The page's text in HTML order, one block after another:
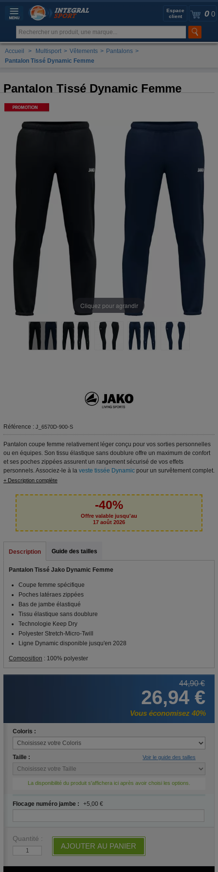
0 0
Espace
client
Accueil > Multisport > Vêtements > Pantalons >
Pantalon Tissé Dynamic Femme
Pantalon Tissé Dynamic Femme
Cliquez pour agrandir
Référence : J_6570D-900-S
Pantalon coupe femme relativement léger conçu pour vos sorties personnelles
ou en équipes. Son tissu élastique sans doublure offre un maximum de confort
et ses poches zippées assurent un rangement sécurisé de vos effets
personnels. Associez-le à la veste tissée Dynamic pour un survêtement complet.
+ Description complète
-40%
Offre valable jusqu'au
17 août 2026
Description Guide des tailles
Pantalon Tissé Jako Dynamic Femme
Coupe femme spécifique
Poches latéraes zippées
Bas de jambe élastiqué
Tissu élastique sans doublure
Technologie Keep Dry
Polyester Stretch-Micro-Twill
Ligne Dynamic disponible jusqu'en 2028
Composition : 100% polyester
44,90 €
26,94 €
Vous économisez 40%
Coloris :
Taille : Voir le guide des tailles
La disponibilité du produit s'affichera ici après avoir choisi les options.
Flocage numéro jambe : +5,00 €
Quantité :
AJOUTER AU PANIER